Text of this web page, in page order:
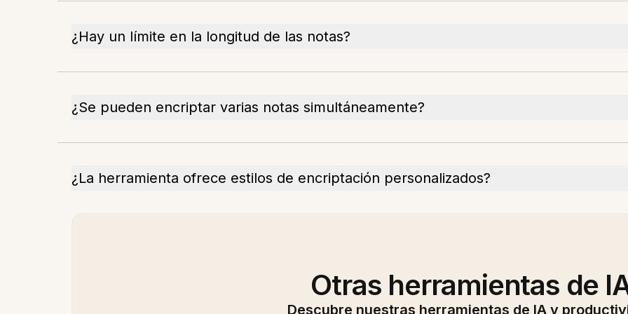
¿Hay un límite en la longitud de las notas?
¿Se pueden encriptar varias notas simultáneamente?
¿La herramienta ofrece estilos de encriptación personalizados?
Otras herramientas de
Descubre nuestras herramientas de IA y